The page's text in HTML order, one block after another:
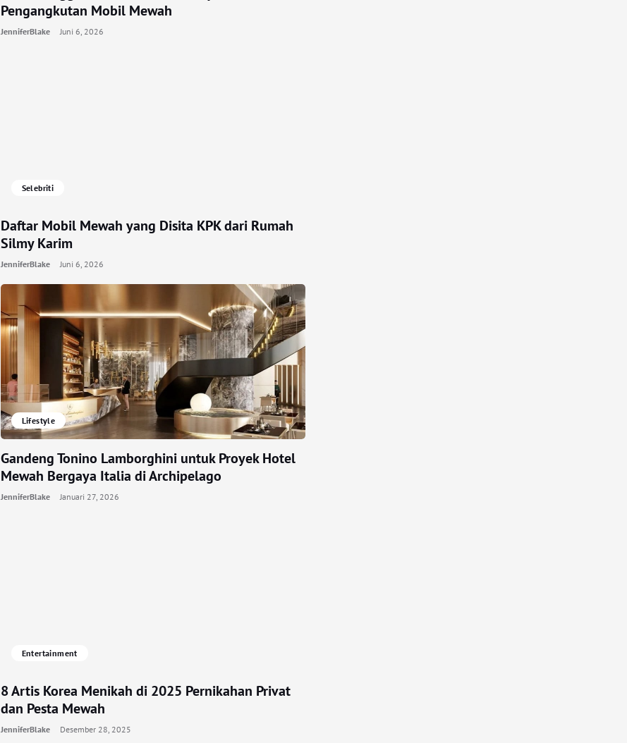
Pengangkutan Mobil Mewah
JenniferBlake Juni 6, 2026
Selebriti
Daftar Mobil Mewah yang Disita KPK dari Rumah
Silmy Karim
JenniferBlake Juni 6, 2026
Lifestyle
Gandeng Tonino Lamborghini untuk Proyek Hotel
Mewah Bergaya Italia di Archipelago
JenniferBlake Januari 27, 2026
Entertainment
8 Artis Korea Menikah di 2025 Pernikahan Privat
dan Pesta Mewah
JenniferBlake Desember 28, 2025